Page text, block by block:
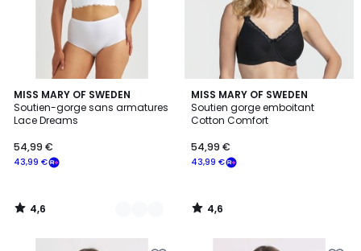
MISS MARY OF SWEDEN
Soutien-gorge sans armatures
Lace Dreams
43,99 €
54,99 €
4,6
/ 5
2
Couleurs
4,6
/
MISS MARY OF SWEDEN
Soutien gorge emboitant
Cotton Comfort
43,99 €
54,99 €
4,6
/ 5
4,6
/